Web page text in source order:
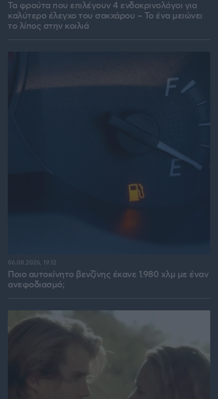
Τα φρούτα που επιλέγουν 4 ενδοκρινολόγοι για
καλύτερο έλεγχο του σακχάρου – Το ένα μειώνει
το λίπος στην κοιλιά
Ποιο αυτοκίνητο βενζίνης έκανε 1.980 χλμ με έναν
ανεφοδιασμό;
06.08.2026, 19:12